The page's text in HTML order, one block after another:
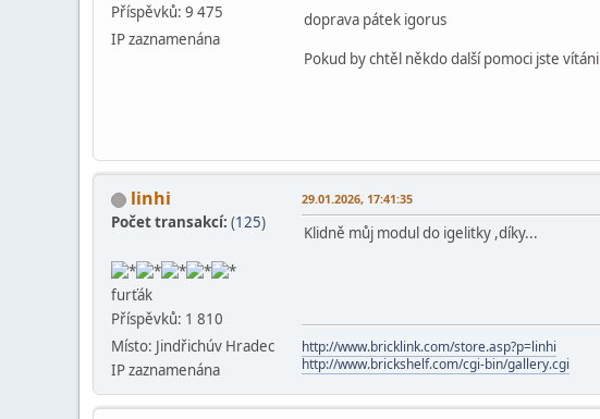
Příspěvků: 9 475
IP zaznamenána
doprava pátek igorus
Pokud by chtěl někdo další pomoci jste vítáni
linhi
Počet transakcí: (125)
furťák
Příspěvků: 1 810
Místo: Jindřichúv Hradec
IP zaznamenána
29.01.2026, 17:41:35
Klidně můj modul do igelitky ,díky...
http://www.bricklink.com/store.asp?p=linhi
http://www.brickshelf.com/cgi-bin/gallery.cgi